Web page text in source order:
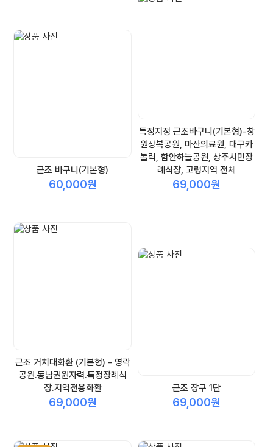
근조 바구니(기본형)
60,000원
특정지정 근조바구니(기본형)-창
원상복공원, 마산의료원, 대구카
톨릭, 함안하늘공원, 상주시민장
례식장, 고령지역 전체
69,000원
근조 거치대화환 (기본형) - 영락
공원.동남권원자력.특정장례식
장.지역전용화환
69,000원
근조 장구 1단
69,000원